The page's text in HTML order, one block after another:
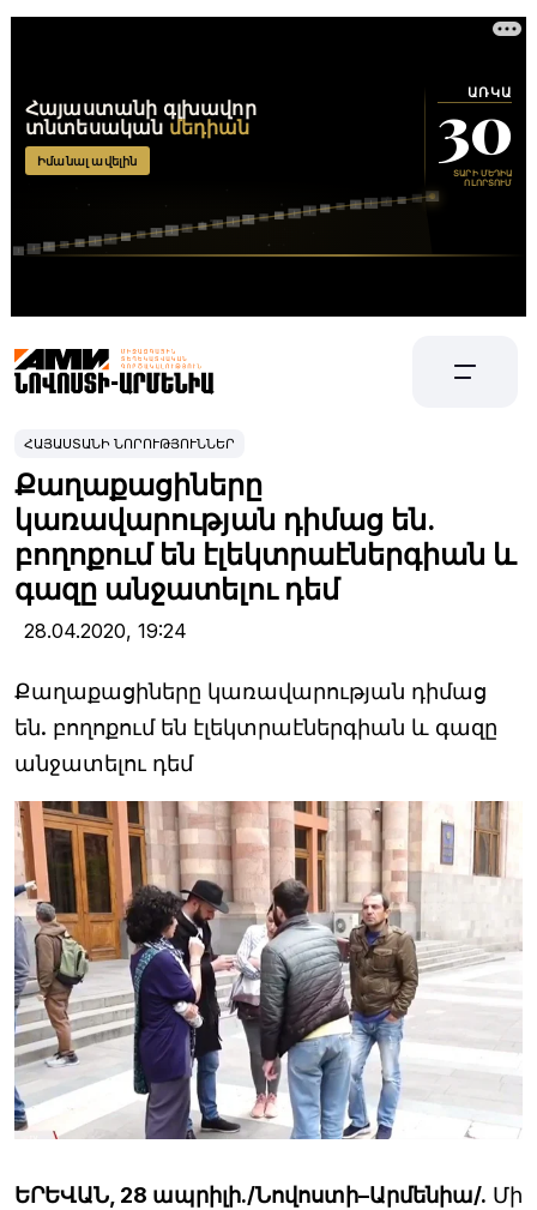
ՀԱՅԱՍՏԱՆԻ ՆՈՐՈՒԹՅՈՒՆՆԵՐ
Քաղաքացիները
կառավարության դիմաց են.
բողոքում են էլեկտրաէներգիան և
գազը անջատելու դեմ
28.04.2020, 19:24
Քաղաքացիները կառավարության դիմաց
են. բողոքում են էլեկտրաէներգիան և գազը
անջատելու դեմ
ԵՐԵՎԱՆ, 28 ապրիլի./Նովոստի–Արմենիա/. Մի